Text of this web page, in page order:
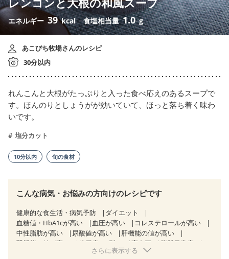
エネルギー 39 kcal 食塩相当量1.0 g
あこびち牧場さんのレシピ
30分以内
れんこんと大根がたっぷりと入った食べ応えのあるスープで
す。ほんのりとしょうがが効いていて、ほっと落ち着く味わ
いです。
塩分カット
10分以内 旬の食材
こんな病気・お悩みの方向けのレシピです
健康的な食生活・病気予防
ダイエット
血糖値・HbA1cが高い
血圧が高い
コレステロールが高い
中性脂肪が高い
尿酸値が高い
肝機能の値が高い
腎機能の値が高い
糖尿病（2型） 高血圧
脂質異常症
狭心症 心筋梗塞
さらに表示する